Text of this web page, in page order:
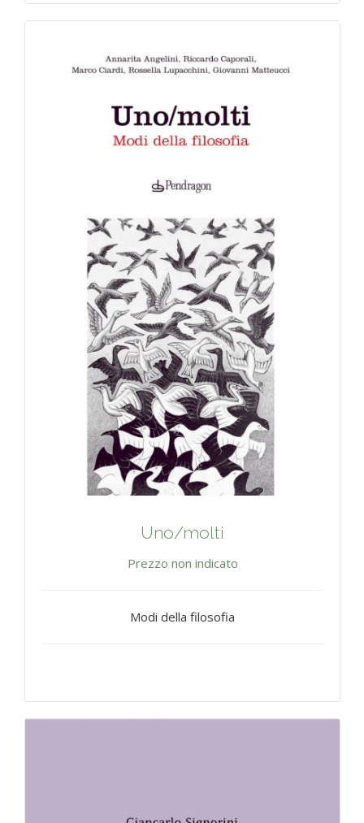
Uno/molti
Prezzo non indicato
Modi della filosofia